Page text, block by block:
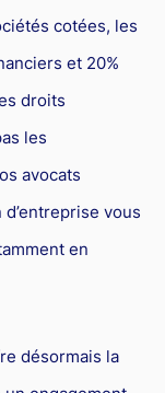
cotées, les
et 20%
droits
les
avocats
vous
en
désormais la